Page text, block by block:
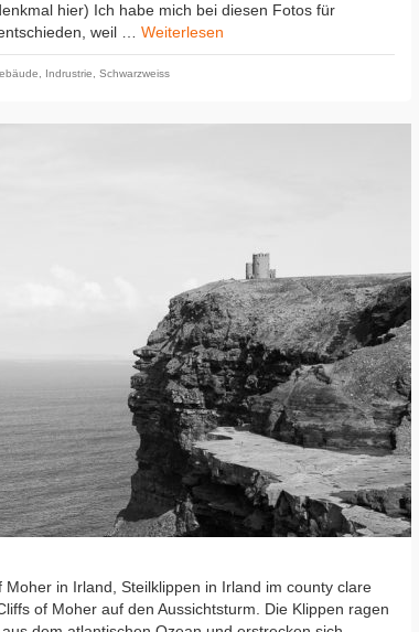
hier) Ich habe mich bei diesen Fotos für
weil … Weiterlesen
Indrustrie Schwarzweiss
Moher in Irland, Steilklippen in Irland im county clare
of Moher auf den Aussichtsturm. Die Klippen ragen